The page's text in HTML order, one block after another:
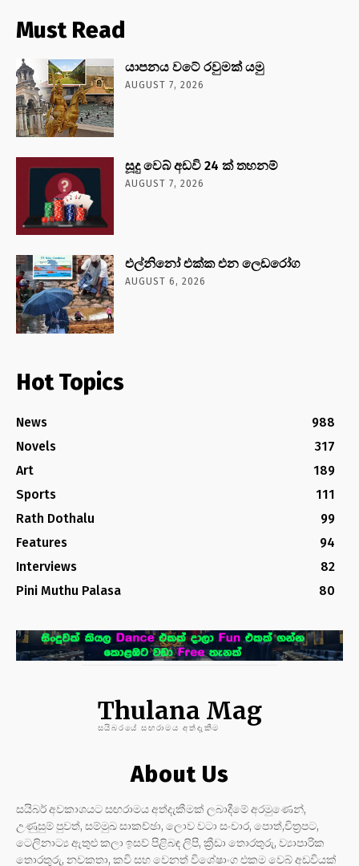
Must Read
යාපනය වටේ රවුමක් යමු
AUGUST 7, 2026
සූදු වෙබ් අඩවි 24 ක් තහනම්
AUGUST 7, 2026
එල්නිනෝ එක්ක එන ලෙඩරෝග
AUGUST 6, 2026
Hot Topics
News
988
Novels
317
Art
189
Sports
111
Rath Dothalu
99
Features
94
Interviews
82
Pini Muthu Palasa
80
Thulana Mag
සයිබරයේ සඟරාමය අත්දැකීම
About Us
සයිබර් අවකාශයට සඟරාමය අත්දැකීමක් ලබාදීමේ අරමුණෙන්,
උණුසුම් පුවත්, සම්මුඛ සාකච්ඡා, ලොව වටා සංචාර, පොත්,චිත්‍රපට,
ටෙලිනාට්‍ය ඇතුළු කලා ඉසව් පිළිබඳ ලිපි, ක්‍රීඩා තොරතුරු, ව්‍යාපාරික
තොරතුරු, නවකතා, කවි සහ වෙනත් විශේෂාංග එකම වෙබ් අඩවියක්